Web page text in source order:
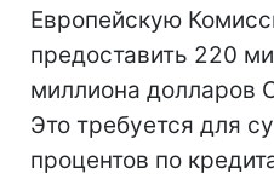
Европейскую
предоставить 220
миллиона долларов
Это требуется для
процентов по